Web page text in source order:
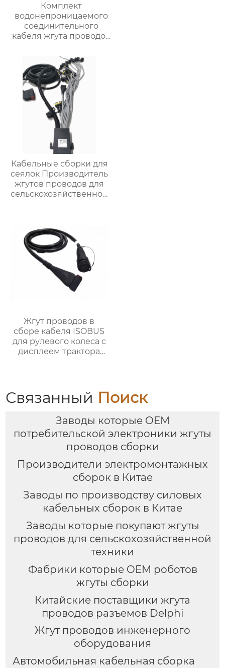
Комплект
водонепроницаемого
соединительного
кабеля жгута проводов
сельскохозяйственного
трактора
Кабельные сборки для
сеялок Производитель
жгутов проводов для
сельскохозяйственной
роликом для сеялок
Жгут проводов в
сборе кабеля ISOBUS
для рулевого колеса с
дисплеем трактора
Связанный Поиск
Заводы которые OEM
потребительской электроники жгуты
проводов сборки
Производители электромонтажных
сборок в Китае
Заводы по производству силовых
кабельных сборок в Китае
Заводы которые покупают жгуты
проводов для сельскохозяйственной
техники
Фабрики которые OEM роботов
жгуты сборки
Китайские поставщики жгута
проводов разъемов Delphi
Жгут проводов инженерного
оборудования
Автомобильная кабельная сборка